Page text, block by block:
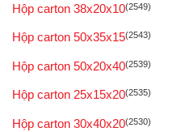
Hộp carton 38x20x10(2549)
Hộp carton 50x35x15(2543)
Hộp carton 50x20x40(2539)
Hộp carton 25x15x20(2535)
Hộp carton 30x40x20(2530)